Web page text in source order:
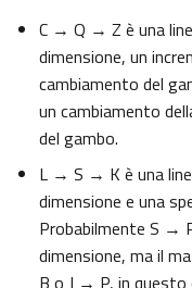
C → Q → Z è una
dimensione, un
cambiamento del
un cambiamento
del gambo.
L → S → K è una
dimensione e una
Probabilmente S →
dimensione, ma il
B o J → P, in questo